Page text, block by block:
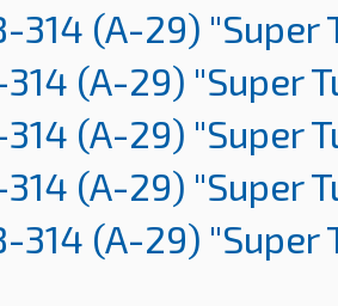
314 (A-29) "Super
314 (A-29) "Super
314 (A-29) "Super
314 (A-29) "Super
314 (A-29) "Super